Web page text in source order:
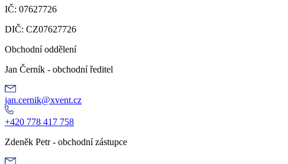
IČ: 07627726
DIČ: CZ07627726
Obchodní oddělení
Jan Černík - obchodní ředitel
jan.cernik@xvent.cz
+420 778 417 758
Zdeněk Petr - obchodní zástupce